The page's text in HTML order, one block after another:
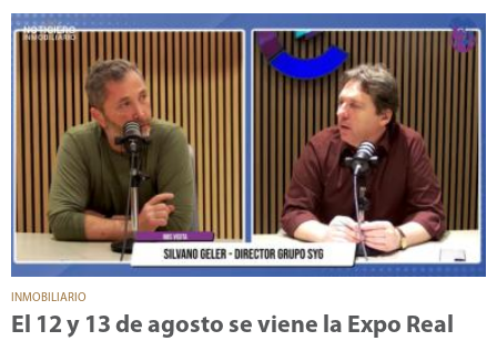
INMOBILIARIO
El 12 y 13 de agosto se viene la Expo Real